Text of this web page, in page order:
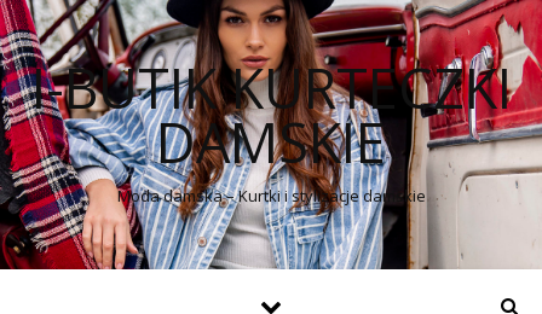
I-BUTIK KURTECZKI
DAMSKIE
Moda damska – Kurtki i stylizacje damskie